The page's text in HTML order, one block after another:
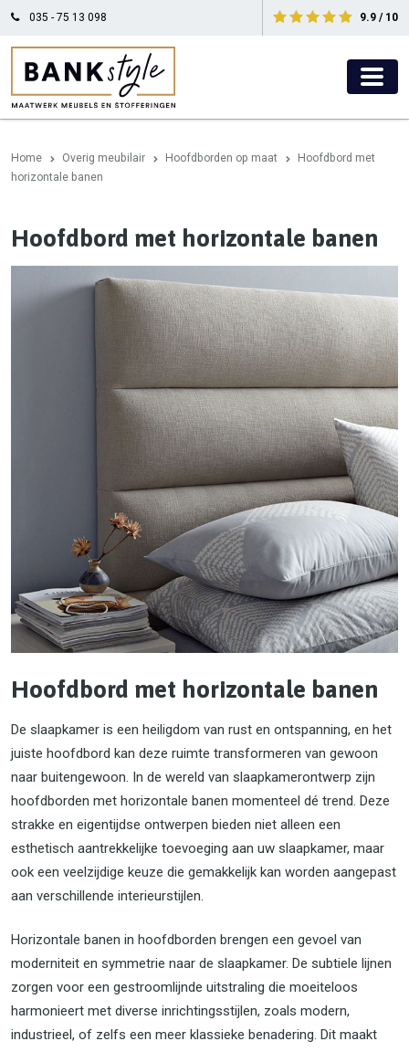
035 - 75 13 098 9.9 / 10
Home Overig meubilair Hoofdborden op maat
Hoofdbord met
horizontale banen
Hoofdbord met horizontale banen
Hoofdbord met horizontale banen
De slaapkamer is een heiligdom van rust en ontspanning, en het
juiste hoofdbord kan deze ruimte transformeren van gewoon
naar buitengewoon. In de wereld van slaapkamerontwerp zijn
hoofdborden met horizontale banen momenteel dé trend. Deze
strakke en eigentijdse ontwerpen bieden niet alleen een
esthetisch aantrekkelijke toevoeging aan uw slaapkamer, maar
ook een veelzijdige keuze die gemakkelijk kan worden aangepast
aan verschillende interieurstijlen.
Horizontale banen in hoofdborden brengen een gevoel van
moderniteit en symmetrie naar de slaapkamer. De subtiele lijnen
zorgen voor een gestroomlijnde uitstraling die moeiteloos
harmonieert met diverse inrichtingsstijlen, zoals modern,
industrieel, of zelfs een meer klassieke benadering. Dit maakt